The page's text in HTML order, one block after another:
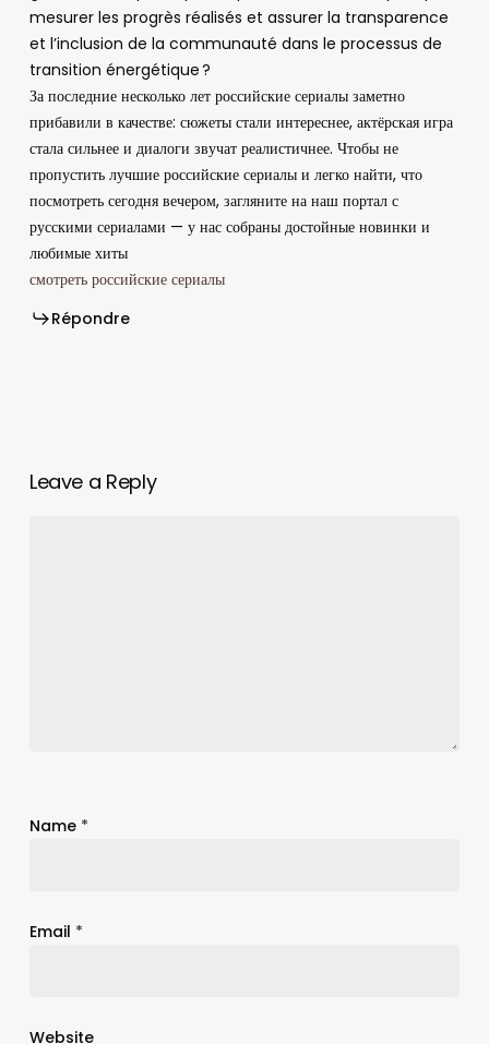
mesurer les progrès réalisés et assurer la transparence
et l’inclusion de la communauté dans le processus de
transition énergétique ?
За последние несколько лет российские сериалы заметно
прибавили в качестве: сюжеты стали интереснее, актёрская игра
стала сильнее и диалоги звучат реалистичнее. Чтобы не
пропустить лучшие российские сериалы и легко найти, что
посмотреть сегодня вечером, загляните на наш портал с
русскими сериалами — у нас собраны достойные новинки и
любимые хиты
смотреть российские сериалы
Répondre
Leave a Reply
Name *
Email *
Website